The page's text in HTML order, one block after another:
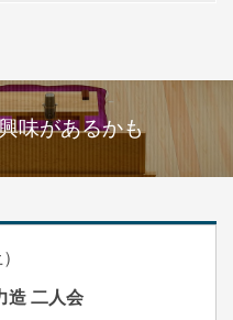
味があるかも
造 二人会